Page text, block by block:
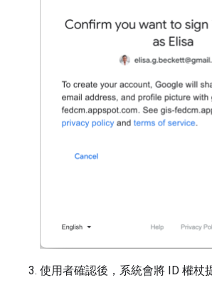
使用者確認後，系統會將 ID 權杖